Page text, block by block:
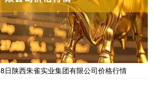
日陕西朱雀实业集团有限公司价格行情